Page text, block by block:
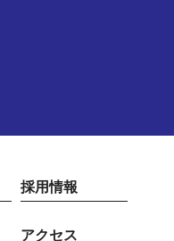
採用情報
アクセス